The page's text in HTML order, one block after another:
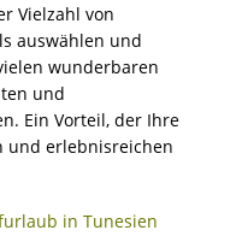
Vielzahl von
auswählen und
wunderbaren
und
Ein Vorteil, der Ihre
und erlebnisreichen
in Tunesien